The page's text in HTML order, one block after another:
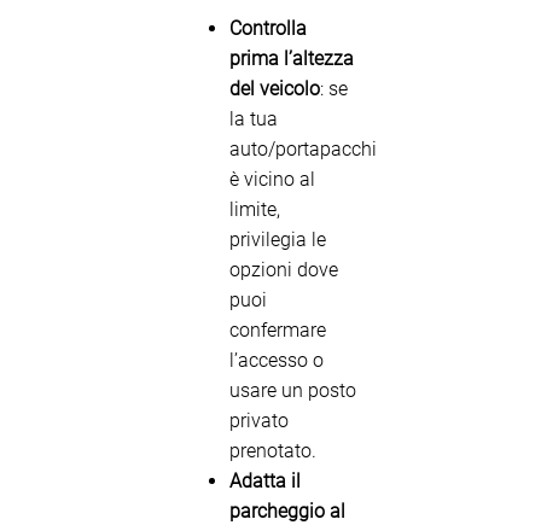
Controlla
prima l’altezza
del veicolo: se
la tua
auto/portapacchi
è vicino al
limite,
privilegia le
opzioni dove
puoi
confermare
l’accesso o
usare un posto
privato
prenotato.
Adatta il
parcheggio al